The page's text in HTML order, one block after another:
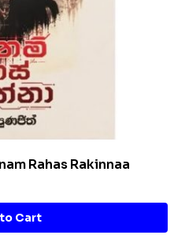
Rahas Rakinnaa
Cart